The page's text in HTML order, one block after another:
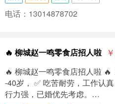
电话：13014878702
🔥 柳城赵一鸣零食店招人啦
🔥 柳城赵一鸣零食店招人啦
-40岁， ✅ 吃苦耐劳，工作认
行力强，已婚优先考虑。…